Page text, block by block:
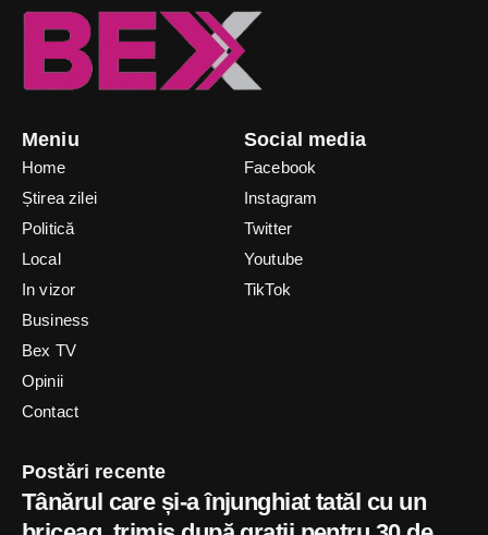
Meniu
Home
Știrea zilei
Politică
Local
In vizor
Business
Bex TV
Opinii
Contact
Social media
Facebook
Instagram
Twitter
Youtube
TikTok
Postări recente
Tânărul care și-a înjunghiat tatăl cu un